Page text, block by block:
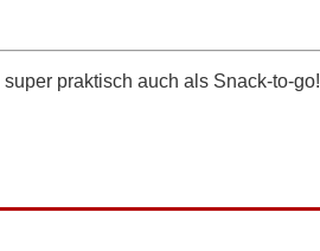
praktisch auch als Snack-to-go!